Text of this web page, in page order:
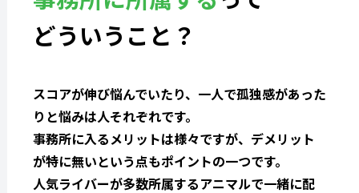
どういうこと？
スコアが伸び悩んでいたり、一人で孤独感があった
りと悩みは人それぞれです。
事務所に入るメリットは様々ですが、デメリット
が特に無いという点もポイントの一つです。
人気ライバーが多数所属するアニマルで一緒に配